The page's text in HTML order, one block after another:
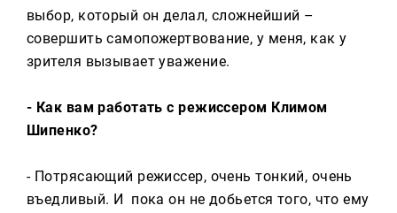
выбор, который он делал, сложнейший –
совершить самопожертвование, у меня, как у
зрителя вызывает уважение.
- Как вам работать с режиссером Климом
Шипенко?
- Потрясающий режиссер, очень тонкий, очень
въедливый. И пока он не добьется того, что ему